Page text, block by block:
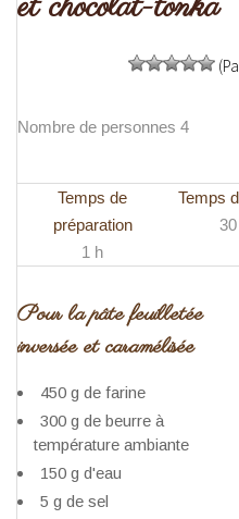
Nombre de personnes 4
Temps de
préparation
1 h
Temps
Pour la pâte feuilletée
inversée et caramélisée
450 g de farine
300 g de beurre à
température ambiante
150 g d'eau
5 g de sel